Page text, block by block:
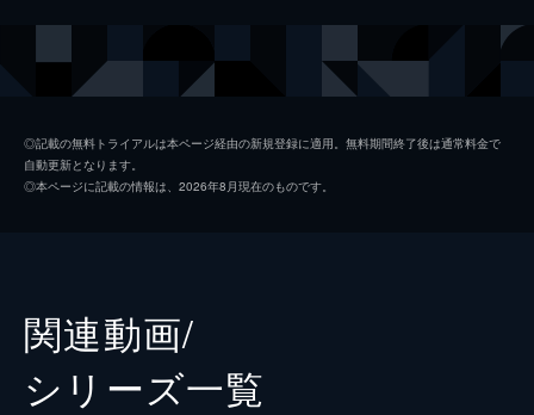
◎記載の無料トライアルは本ページ経由の新規登録に適用。無料期間終了後は通常料金で
自動更新となります。
◎本ページに記載の情報は、2026年8月現在のものです。
関連動画/
シリーズ⼀覧